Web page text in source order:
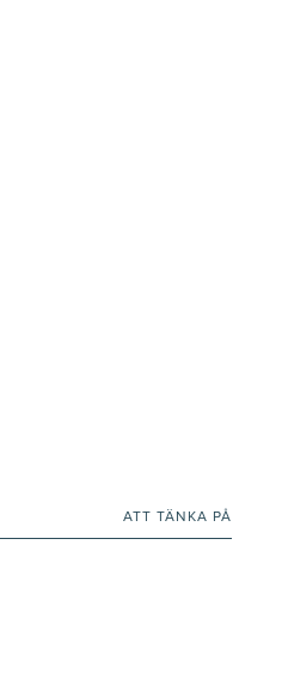
ATT TÄNKA PÅ